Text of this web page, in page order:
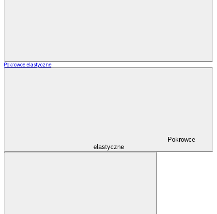
Pokrowce elastyczne
Pokrowce
elastyczne